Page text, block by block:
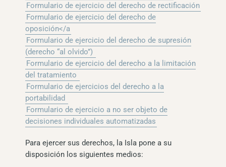
Formulario de ejercicio del derecho de rectificación
Formulario de ejercicio del derecho de
oposición</a
Formulario de ejercicio del derecho de supresión
(derecho “al olvido”)
Formulario de ejercicio del derecho a la limitación
del tratamiento
Formulario de ejercicios del derecho a la
portabilidad
Formulario de ejercicio a no ser objeto de
decisiones individuales automatizadas
Para ejercer sus derechos, la Isla pone a su
disposición los siguientes medios: